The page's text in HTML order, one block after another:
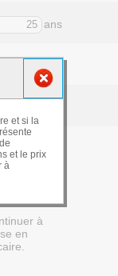
ans
$
fermé
à
en
et si la
et le prix
à